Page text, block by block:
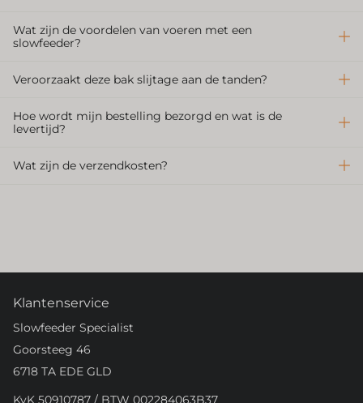
Wat zijn de voordelen van voeren met een
slowfeeder?
Veroorzaakt deze bak slijtage aan de tanden?
Hoe wordt mijn bestelling bezorgd en wat is de
levertijd?
Wat zijn de verzendkosten?
Klantenservice
Slowfeeder Specialist
Goorsteeg 46
6718 TA EDE GLD
KvK 50910787 / BTW 002284063B37